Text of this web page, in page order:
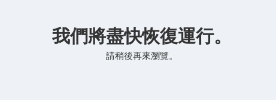
我們將盡快恢復運行。
請稍後再來瀏覽。